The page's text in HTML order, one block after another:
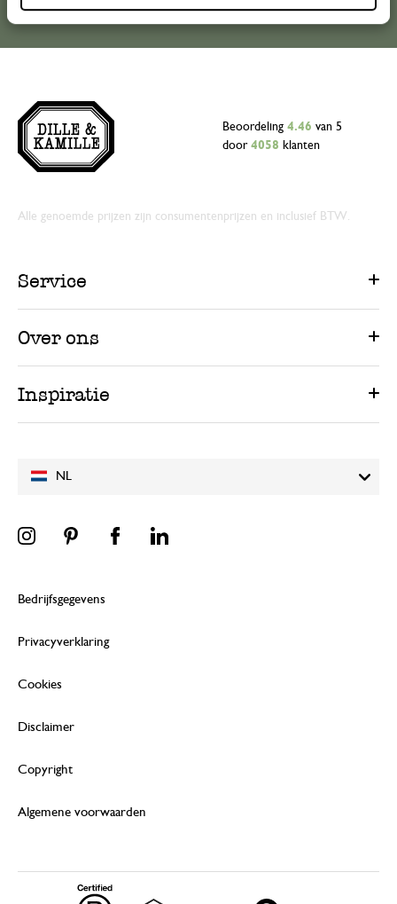
NL
Beoordeling 4.46 van 5
door 4058 klanten
Alle genoemde prijzen zijn consumentenprijzen en inclusief BTW.
Service
Over ons
Inspiratie
Bedrijfsgegevens
Privacyverklaring
Cookies
Disclaimer
Copyright
Algemene voorwaarden